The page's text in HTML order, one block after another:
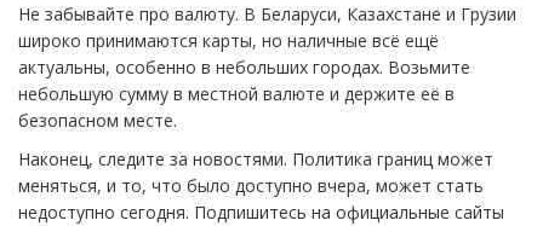
Не забывайте про валюту. В Беларуси, Казахстане и Грузии
широко принимаются карты, но наличные всё ещё
актуальны, особенно в небольших городах. Возьмите
небольшую сумму в местной валюте и держите её в
безопасном месте.
Наконец, следите за новостями. Политика границ может
меняться, и то, что было доступно вчера, может стать
недоступно сегодня. Подпишитесь на официальные сайты